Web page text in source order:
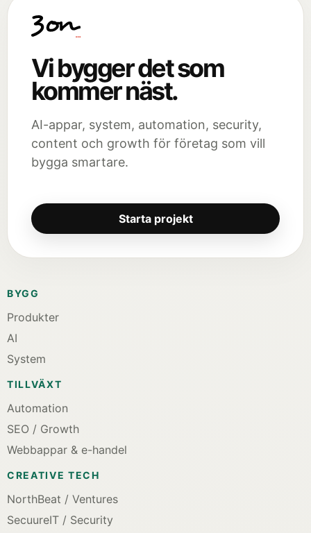
Vi bygger det som
kommer näst.
AI-appar, system, automation, security,
content och growth för företag som vill
bygga smartare.
Starta projekt
BYGG
Produkter
AI
System
TILLVÄXT
Automation
SEO / Growth
Webbappar & e-handel
CREATIVE TECH
NorthBeat / Ventures
SecuureIT / Security